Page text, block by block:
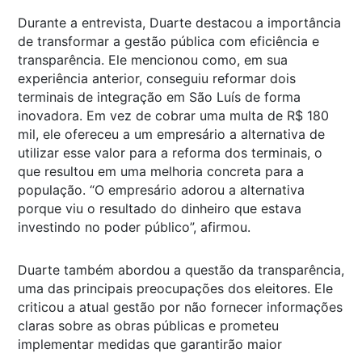
Durante a entrevista, Duarte destacou a importância
de transformar a gestão pública com eficiência e
transparência. Ele mencionou como, em sua
experiência anterior, conseguiu reformar dois
terminais de integração em São Luís de forma
inovadora. Em vez de cobrar uma multa de R$ 180
mil, ele ofereceu a um empresário a alternativa de
utilizar esse valor para a reforma dos terminais, o
que resultou em uma melhoria concreta para a
população. “O empresário adorou a alternativa
porque viu o resultado do dinheiro que estava
investindo no poder público”, afirmou.
Duarte também abordou a questão da transparência,
uma das principais preocupações dos eleitores. Ele
criticou a atual gestão por não fornecer informações
claras sobre as obras públicas e prometeu
implementar medidas que garantirão maior